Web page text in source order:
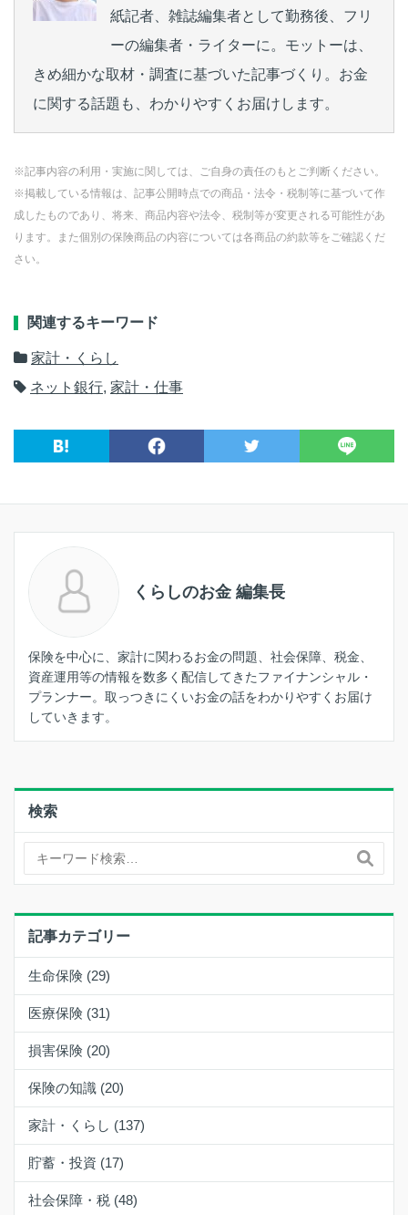
紙記者、雑誌編集者として勤務後、フリ
ーの編集者・ライターに。モットーは、
きめ細かな取材・調査に基づいた記事づくり。お金
に関する話題も、わかりやすくお届けします。
※記事内容の利用・実施に関しては、ご自身の責任のもとご判断ください。
※掲載している情報は、記事公開時点での商品・法令・税制等に基づいて作
成したものであり、将来、商品内容や法令、税制等が変更される可能性があ
ります。また個別の保険商品の内容については各商品の約款等をご確認くだ
さい。
関連するキーワード
家計・くらし
ネット銀行, 家計・仕事
くらしのお金 編集長
保険を中心に、家計に関わるお金の問題、社会保障、税金、
資産運用等の情報を数多く配信してきたファイナンシャル・
プランナー。取っつきにくいお金の話をわかりやすくお届け
していきます。
検索
記事カテゴリー
生命保険 (29)
医療保険 (31)
損害保険 (20)
保険の知識 (20)
家計・くらし (137)
貯蓄・投資 (17)
社会保障・税 (48)